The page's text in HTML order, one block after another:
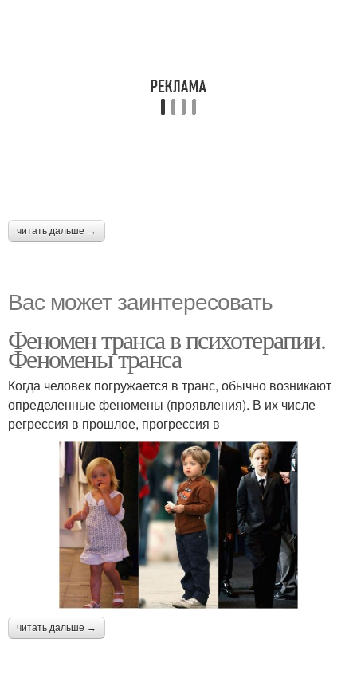
читать дальше →
Вас может заинтересовать
Феномен транса в психотерапии.
Феномены транса
Когда человек погружается в транс, обычно возникают
определенные феномены (проявления). В их числе
регрессия в прошлое, прогрессия в
читать дальше →